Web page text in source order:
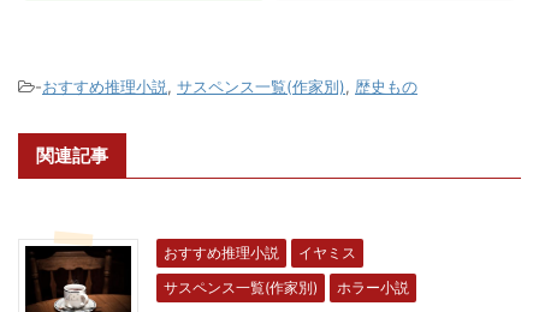
-おすすめ推理小説, サスペンス一覧(作家別), 歴史もの
関連記事
おすすめ推理小説
イヤミス
サスペンス一覧(作家別)
ホラー小説